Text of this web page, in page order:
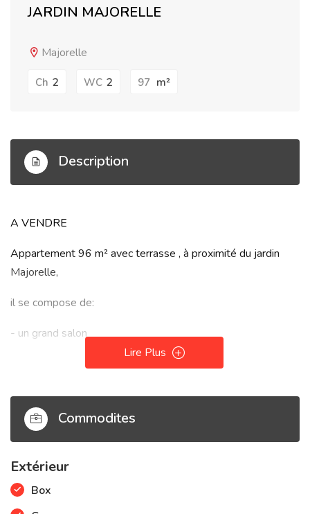
JARDIN MAJORELLE
Majorelle
Ch 2 WC 2 97 m²
Description
A VENDRE
Appartement 96 m² avec terrasse , à proximité du jardin
Majorelle,
il se compose de:
- un grand salon
- une cuisine équipée
- 2 chambres confortables
- une salle de bain + baignoire
- 2 WC
Lire Plus
Commodites
Extérieur
Box